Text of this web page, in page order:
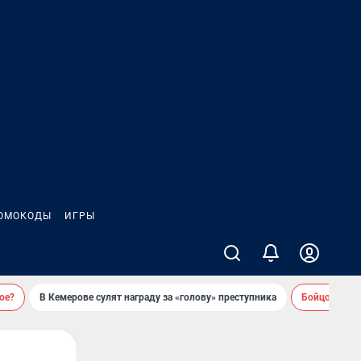
ИГРЫ
В Кемерове сулят награду за «голову» преступника Бойцовский